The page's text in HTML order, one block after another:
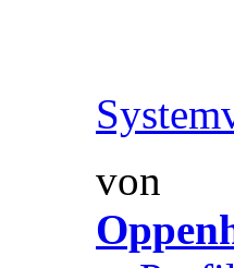
von